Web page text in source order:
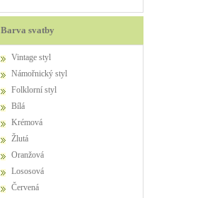
Barva svatby
Vintage styl
Námořnický styl
Folklorní styl
Bílá
Krémová
Žlutá
Oranžová
Lososová
Červená